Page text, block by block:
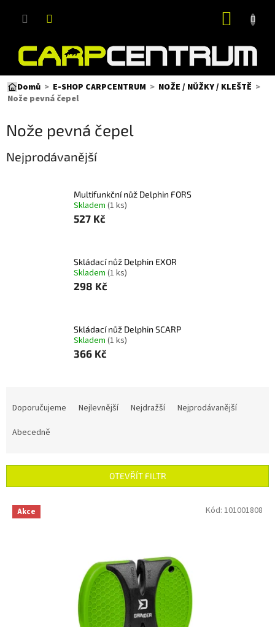
Domů E-SHOP CARPCENTRUM
NOŽE / NŮŽKY / KLEŠTĚ
Nože pevná čepel
Nože pevná čepel
Nejprodávanější
Multifunkční nůž Delphin FORS
Skladem (1 ks)
527 Kč
Skládací nůž Delphin EXOR
Skladem (1 ks)
298 Kč
Skládací nůž Delphin SCARP
Skladem (1 ks)
366 Kč
r
Doporučujeme Nejlevnější Nejdražší
Nejprodávanější
Abecedně
OTEVŘÍT FILTR
V Akce Kód: 101001808